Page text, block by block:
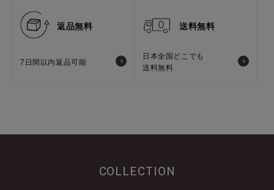
返品無料
7日間以内返品可能
送料無料
日本全国どこでも
送料無料
COLLECTION